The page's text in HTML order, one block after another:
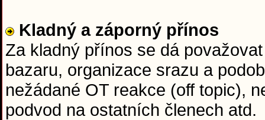
Kladný a záporný přínos
Za kladný přínos se dá
bazaru, organizace srazu a
nežádané OT reakce (off topic),
podvod na ostatních členech atd.